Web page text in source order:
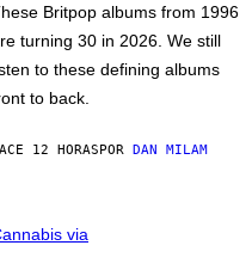
Britpop albums from 1996
turning 30 in 2026. We still
to these defining albums
to back.
12 HORASPOR DAN MILAM
via